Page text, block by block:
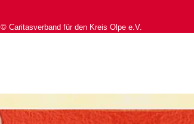
© Caritasverband für den Kreis Olpe e.V.